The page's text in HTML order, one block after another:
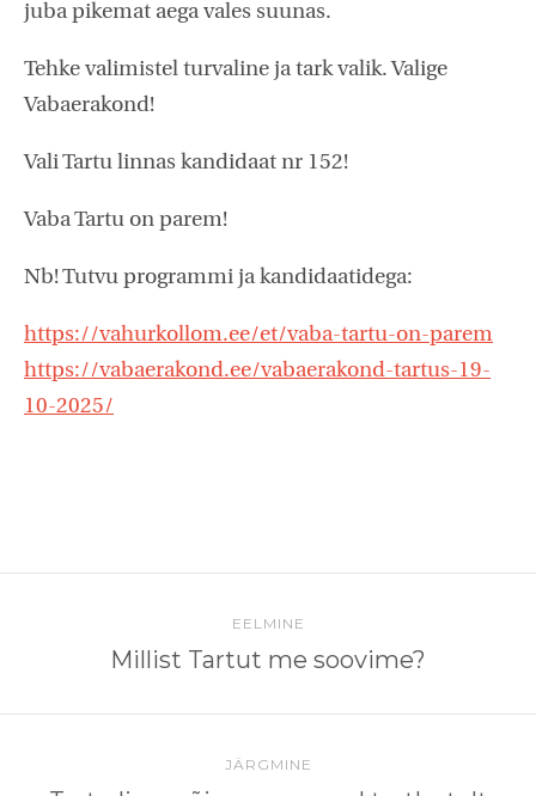
juba pikemat aega vales suunas.
Tehke valimistel turvaline ja tark valik. Valige
Vabaerakond!
Vali Tartu linnas kandidaat nr 152!
Vaba Tartu on parem!
Nb! Tutvu programmi ja kandidaatidega:
https://vahurkollom.ee/et/vaba-tartu-on-parem
https://vabaerakond.ee/vabaerakond-tartus-19-
10-2025/
EELMINE
Millist Tartut me soovime?
JÄRGMINE